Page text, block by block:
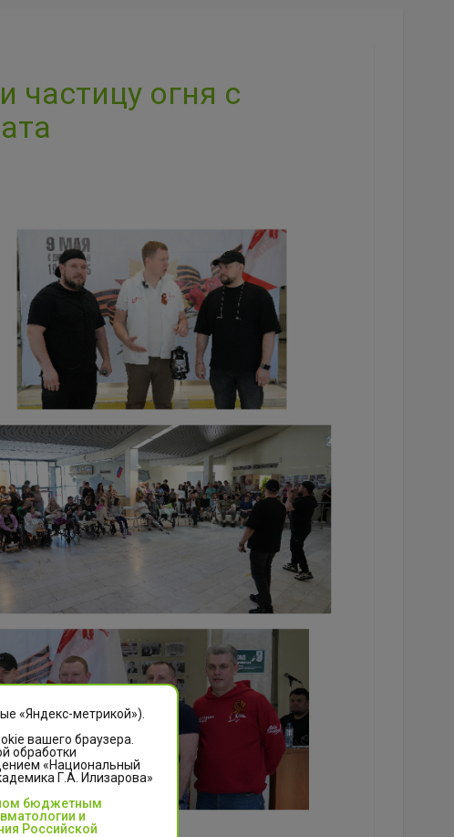
частицу огня с
«Яндекс-метрикой»).
вашего браузера.
обработки
«Национальный
Г.А. Илизарова»
бюджетным
и
Российской